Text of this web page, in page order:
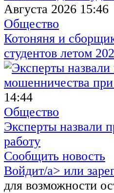
Августа 2026 15:46
Общество
Котоняня и
студентов летом
14:44
Общество
Эксперты назвали
работу
Сообщить новость
Войдит/a> или
для возможности